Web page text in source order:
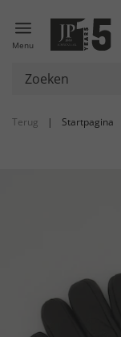
Menu
Terug | Startpagina